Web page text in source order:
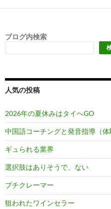
ブログ内検索
人気の投稿
2026年の夏休みはタイへGO
中国語コーチングと発音指導（体
ギュられる業界
選択肢はありそうで、ない
プチクレーマー
狙われたワインセラー